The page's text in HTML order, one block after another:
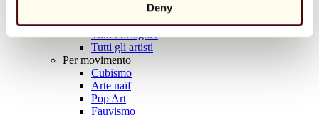
Deny
Tutti i fotografi
Tutti i disegnatori
Tutti i designer
Tutti gli artisti
Per movimento
Cubismo
Arte naïf
Pop Art
Fauvismo